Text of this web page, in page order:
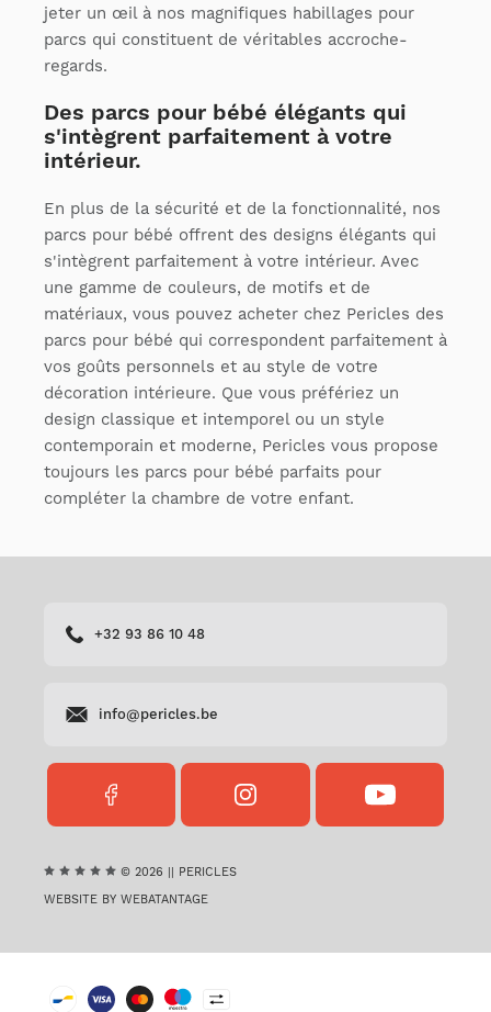
jeter un œil à nos magnifiques habillages pour
parcs qui constituent de véritables accroche-
regards.
Des parcs pour bébé élégants qui
s'intègrent parfaitement à votre
intérieur.
En plus de la sécurité et de la fonctionnalité, nos
parcs pour bébé offrent des designs élégants qui
s'intègrent parfaitement à votre intérieur. Avec
une gamme de couleurs, de motifs et de
matériaux, vous pouvez acheter chez Pericles des
parcs pour bébé qui correspondent parfaitement à
vos goûts personnels et au style de votre
décoration intérieure. Que vous préfériez un
design classique et intemporel ou un style
contemporain et moderne, Pericles vous propose
toujours les parcs pour bébé parfaits pour
compléter la chambre de votre enfant.
+32 93 86 10 48
info@pericles.be
FACEBOOK
PERICLES
INSTAGRAM
PERICLES
YOUTUBE
PERICLES
© 2026 || PERICLES
WEBSITE BY WEBATANTAGE